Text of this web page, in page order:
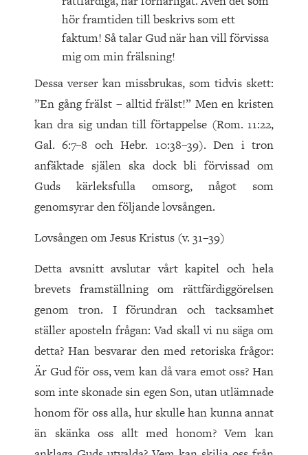
hör framtiden till beskrivs som ett
faktum! Så talar Gud när han vill förvissa
mig om min frälsning!
Dessa verser kan missbrukas, som tidvis skett:
”En gång frälst – alltid frälst!” Men en kristen
kan dra sig undan till förtappelse (Rom. 11:22,
Gal. 6:7–8 och Hebr. 10:38–39). Den i tron
anfäktade själen ska dock bli förvissad om
Guds kärleksfulla omsorg, något som
genomsyrar den följande lovsången.
Lovsången om Jesus Kristus (v. 31–39)
Detta avsnitt avslutar vårt kapitel och hela
brevets framställning om rättfärdiggörelsen
genom tron. I förundran och tacksamhet
ställer aposteln frågan: Vad skall vi nu säga om
detta? Han besvarar den med retoriska frågor:
Är Gud för oss, vem kan då vara emot oss? Han
som inte skonade sin egen Son, utan utlämnade
honom för oss alla, hur skulle han kunna annat
än skänka oss allt med honom? Vem kan